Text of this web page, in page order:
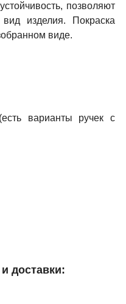
позволяют
изделия. Покраска
виде.
варианты ручек с
доставки: